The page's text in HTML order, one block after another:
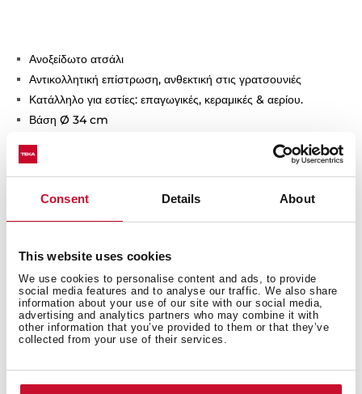
Consent Details About
This website uses cookies
We use cookies to personalise content and ads, to provide
social media features and to analyse our traffic. We also share
information about your use of our site with our social media,
advertising and analytics partners who may combine it with
other information that you’ve provided to them or that they’ve
collected from your use of their services.
Ανοξείδωτο ατσάλι
Αντικολλητική επίστρωση, ανθεκτική στις γρατσουνιές
Κατάλληλο για εστίες: επαγωγικές, κεραμικές & αερίου.
Βάση Ø 34 cm
Μπορεί επίσης να σας ενδιαφέρουν